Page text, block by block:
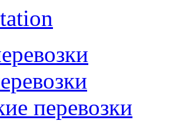
перевозки